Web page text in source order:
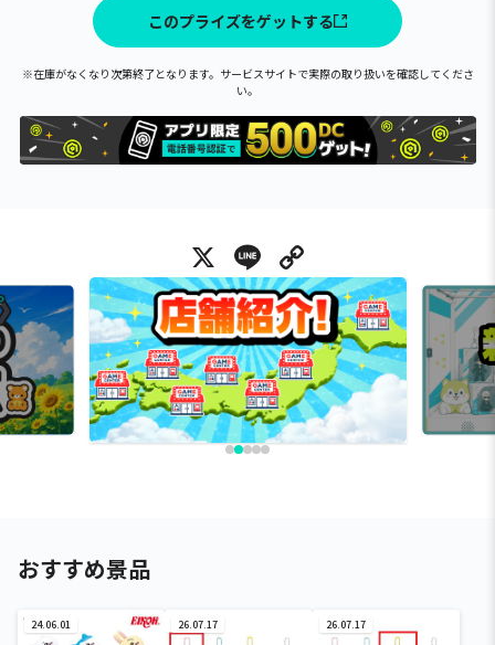
このプライズをゲットする
※在庫がなくなり次第終了となります。サービスサイトで実際の取り扱いを確認してくださ
い。
X Line
おすすめ景品
24.06.01 26.07.17 26.07.17